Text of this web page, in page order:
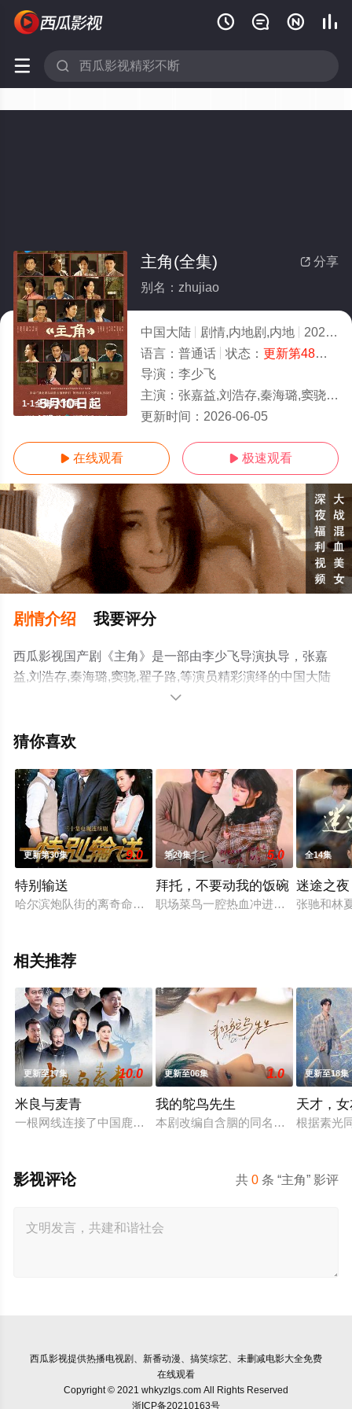
   
 
1-1全集/大结局
 分享
主角(全集)
别名：zhujiao
中国大陆 剧情,内地剧,内地 2026
语言： 普通话 状态： 更新第48集
导演： 李少飞
主演： 张嘉益,刘浩存,秦海璐,窦骁,翟子路,
更新时间： 2026-06-05
 在线观看  极速观看
剧情介绍 我要评分
西瓜影视国产剧《主角》是一部由李少飞导演执导，张嘉
益,刘浩存,秦海璐,窦骁,翟子路,等演员精彩演绎的中国大陆
电视剧，大结局剧情已揭晓（1-1全集），手机免费观看高
可移步至豆瓣电视剧、电视猫或剧情网等平台了解。
。

猜你喜欢
更新第30集 9.0
特别输送
哈尔滨炮队街的离奇命案让警官冯剑白卷入了一系列神秘事件
第20集 5.0
拜托，不要动我的饭碗
职场菜鸟一腔热血冲进职场，卷入公
全14集
迷途之夜
张驰和林
相关推荐
更新至17集 10.0
米良与麦青
一根网线连接了中国鹿鸣村和英国牛津，麦香通过视频向米良
更新至06集 1.0
我的鸵鸟先生
本剧改编自含胭的同名小说，讲述了
更新至18集
天才，
根据素光
共0 条 “主角” 影评
影视评论
西瓜影视提供热播电视剧、新番动漫、搞笑综艺、未删减电影大全免费
在线观看
Copyright © 2021 whkyzlgs.com All Rights Reserved
浙ICP备20210163号